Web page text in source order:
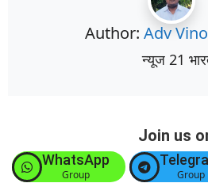
Author: Adv
न्यूज 21
Join us
WhatsApp
Group Group